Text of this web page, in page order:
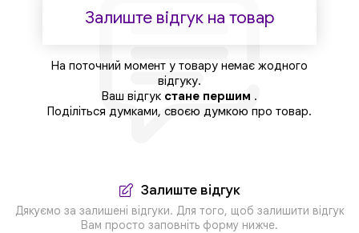
Залиште відгук на товар
На поточний момент у товару немає жодного
відгуку.
Ваш відгук стане першим .
Поділіться думками, своєю думкою про товар.
Залиште відгук
Дякуємо за залишені відгуки. Для того, щоб залишити відгук
Вам просто заповніть форму нижче.